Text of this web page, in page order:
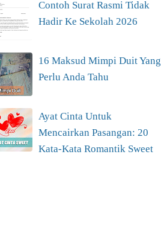
Contoh Surat Rasmi Tidak
Hadir Ke Sekolah 2026
16 Maksud Mimpi Duit Yang
Perlu Anda Tahu
Ayat Cinta Untuk
Mencairkan Pasangan: 20
Kata-Kata Romantik Sweet